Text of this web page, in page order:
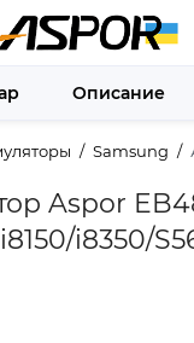
Samsung
Aspor
i8350/
Описание